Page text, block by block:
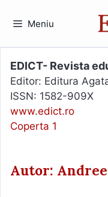
Meniu
EDICT- Revista
Editor: Editura
ISSN: 1582-909X
www.edict.ro
Coperta 1
Autor: